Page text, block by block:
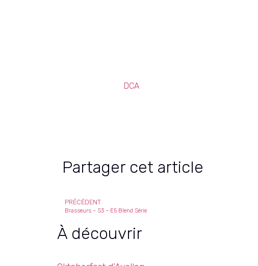
DCA
Partager cet article
PRÉCÉDENT
Brasseurs – S3 – E5 Blend Série
À découvrir